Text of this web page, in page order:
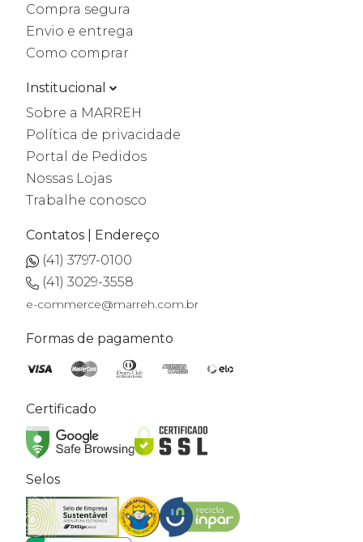
Compra segura
Envio e entrega
Como comprar
Institucional
Sobre a MARREH
Política de privacidade
Portal de Pedidos
Nossas Lojas
Trabalhe conosco
Contatos | Endereço
(41) 3797-0100
(41) 3029-3558
e-commerce@marreh.com.br
Formas de pagamento
Certificado
Selos